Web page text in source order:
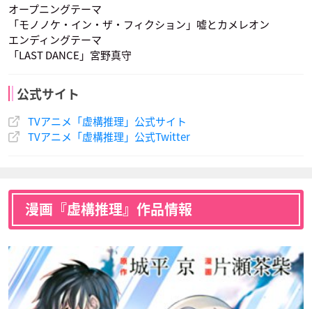
オープニングテーマ
「モノノケ・イン・ザ・フィクション」嘘とカメレオン
エンディングテーマ
「LAST DANCE」宮野真守
公式サイト
TVアニメ「虚構推理」公式サイト
TVアニメ「虚構推理」公式Twitter
漫画『虚構推理』作品情報